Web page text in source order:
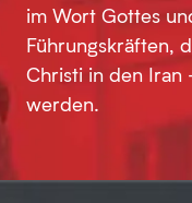
im Wort Gottes
Führungskräften,
Christi in den Iran
werden.